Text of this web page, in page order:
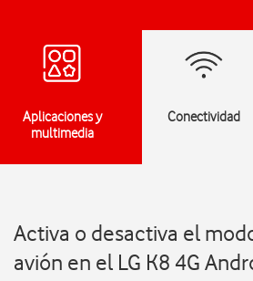
Aplicaciones y
multimedia
Conectividad
Activa o desactiva el
avión en el LG K8 4G